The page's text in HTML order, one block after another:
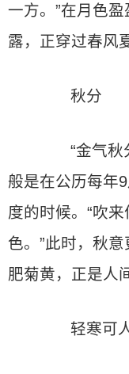
一方。”在月色
露，正穿过春风
秋分
“金气秋分
般是在公历每年
度的时候。“吹
色。”此时，秋
肥菊黄，正是人
轻寒可